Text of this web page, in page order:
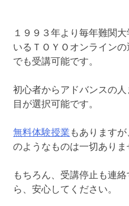
１９９３年より毎年難関
いるＴＯＹＯオンライン
でも受講可能です。
初心者からアドバンスの
目が選択可能です。
無料体験授業 もあります
のようなものは一切ありま
もちろん、受講停止も連
ら、安心してください。